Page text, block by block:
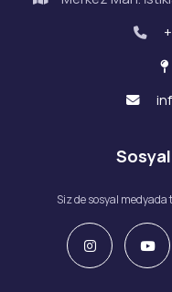
Siz de sosyal